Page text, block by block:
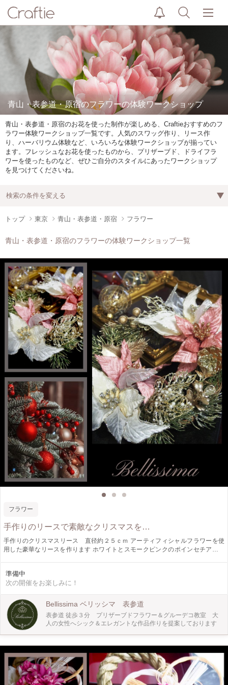
青山・表参道・原宿のフラワーの体験ワークショップ
青山・表参道・原宿のお花を使った制作が楽しめる、Craftieおすすめのフ
ラワー体験ワークショップ一覧です。人気のスワッグ作り、リース作
り、ハーバリウム体験など、いろいろな体験ワークショップが揃ってい
ます。フレッシュなお花を使ったものから、プリザーブド、ドライフラ
ワーを使ったものなど、ぜひご自分のスタイルにあったワークショップ
を見つけてくださいね。
検索の条件を変える
トップ 東京 青山・表参道・原宿 フラワー
青山・表参道・原宿のフラワーの体験ワークショップ一覧
フラワー
手作りのリースで素敵なクリスマスを…
手作りのクリスマスリース 直径約２５ｃｍ アーティフィシャルフラワーを使
用した豪華なリースを作ります ホワイトとスモークピンクのポインセチアが高
ワーなのでお手入れが簡単な上に 長期間・半永久的にお使いいただけます 将来
的にはリース台から外してワイヤーを付け直して花器に アレンジして楽しむこ
ですのでどうぞお気軽に お越し下さい♡
準備中
次の開催をお楽しみに！
Bellissima ベリッシマ 表参道
表参道 徒歩３分 プリザーブドフラワー＆グルーデコ教室 大
人の女性へシック＆エレガントな作品作りを提案しております